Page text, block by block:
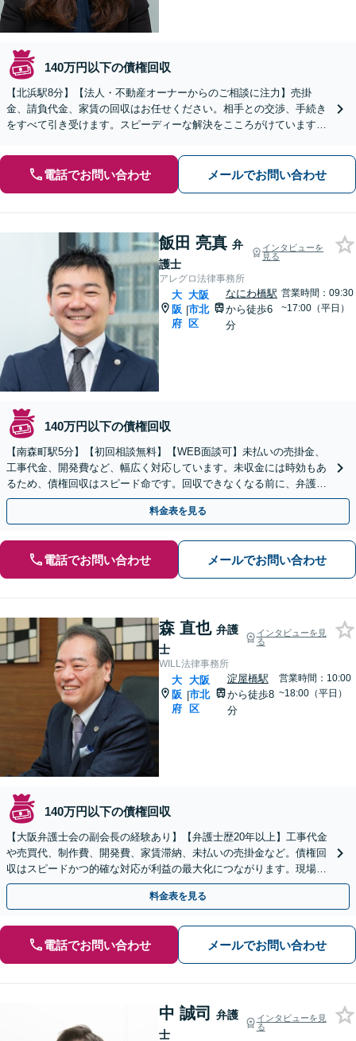
140万円以下の債権回収
【北浜駅8分】【法人・不動産オーナーからのご相談に注力】売掛
金、請負代金、家賃の回収はお任せください。相手との交渉、手続き
をすべて引き受けます。スピーディーな解決をこころがけています。
電話でお問い合わせ メールでお問い合わせ
飯田 亮真 弁
護士
インタビューを
見る
アレグロ法律事務所
大
阪
府
|
大阪
市北
区
なにわ橋駅
から徒歩6
分
営業時間：09:30
~17:00（平日）
140万円以下の債権回収
【南森町駅5分】【初回相談無料】【WEB面談可】未払いの売掛金、
工事代金、開発費など、幅広く対応しています。未収金には時効もあ
るため、債権回収はスピード命です。回収できなくなる前に、弁護士
とともに最善の手を打ちましょう。
料金表を見る
電話でお問い合わせ メールでお問い合わせ
森 直也 弁護
士
インタビューを見
る
WILL法律事務所
大
阪
府
|
大阪
市北
区
淀屋橋駅
から徒歩8
分
営業時間：10:00
~18:00（平日）
140万円以下の債権回収
【大阪弁護士会の副会長の経験あり】【弁護士歴20年以上】工事代金
や売買代、制作費、開発費、家賃滞納、未払いの売掛金など。債権回
収はスピードかつ的確な対応が利益の最大化につながります。現場の
声を聞き、最善の解決策をご提案します【淀屋橋駅8分】
料金表を見る
電話でお問い合わせ メールでお問い合わせ
中 誠司
弁護
士
インタビューを見
る